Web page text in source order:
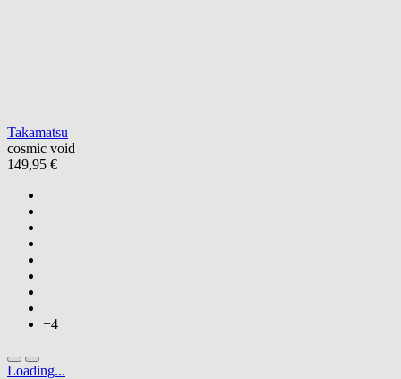
Takamatsu
cosmic void
149,95 €
+4
Loading...